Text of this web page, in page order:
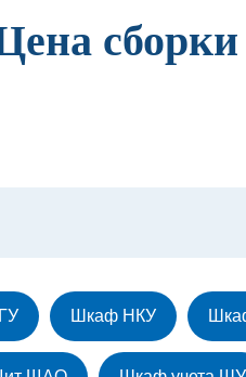
Шкаф НКУ